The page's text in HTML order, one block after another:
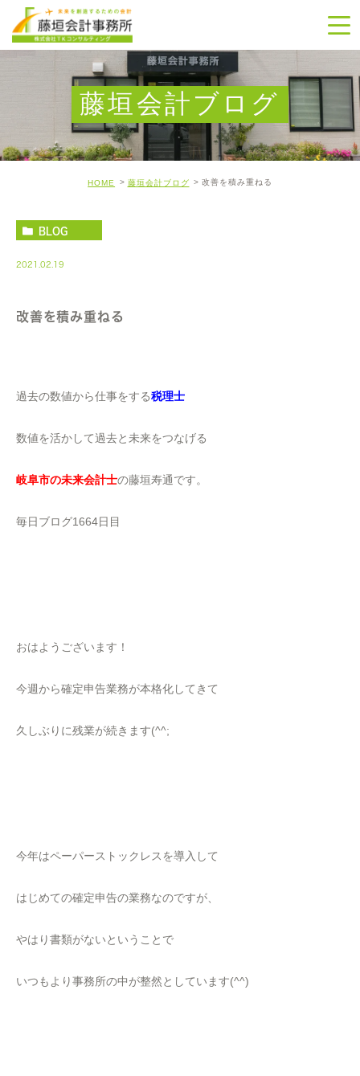
藤垣会計ブログ
HOME 藤垣会計ブログ 改善を積み重ねる
BLOG
2021.02.19
改善を積み重ねる
過去の数値から仕事をする税理士
数値を活かして過去と未来をつなげる
岐阜市の未来会計士の藤垣寿通です。
毎日ブログ1664日目
おはようございます！
今週から確定申告業務が本格化してきて
久しぶりに残業が続きます(^^;
今年はペーパーストックレスを導入して
はじめての確定申告の業務なのですが、
やはり書類がないということで
いつもより事務所の中が整然としています(^^)